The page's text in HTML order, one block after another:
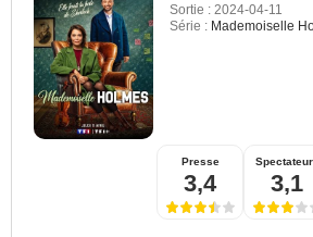
Sortie : 2024-04-11
Série : Mademoiselle
Presse
3,4 3,1